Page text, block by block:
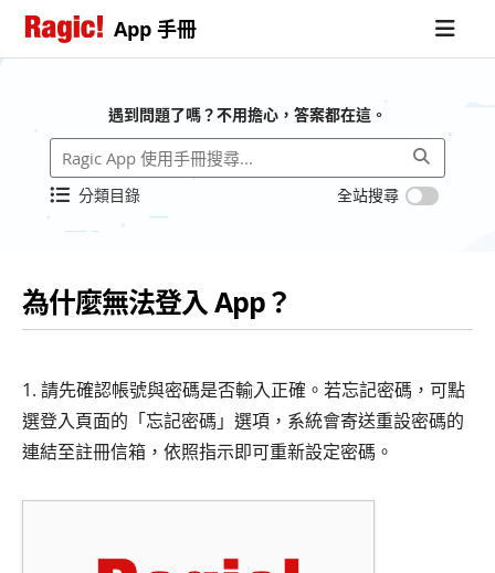
App 手冊
遇到問題了嗎？不用擔心，答案都在這。
分類目錄 全站搜尋
為什麼無法登入 App？
1. 請先確認帳號與密碼是否輸入正確。若忘記密碼，可點
選登入頁面的「忘記密碼」選項，系統會寄送重設密碼的
連結至註冊信箱，依照指示即可重新設定密碼。